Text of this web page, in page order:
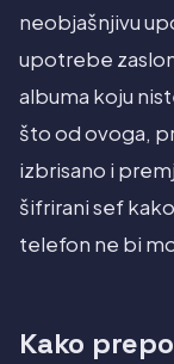
neobjašnjivu
upotrebe
albuma koju
što od ovoga,
izbrisano i
šifrirani sef
telefon ne bi
Kako